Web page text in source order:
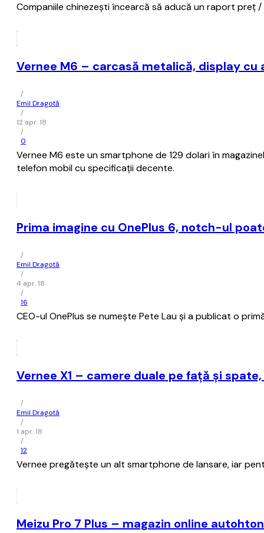
Companiile chinezești încearcă să aducă un raport preț
Vernee M6 – carcasă metalică, display cu
/
Emil Dragotă
/
12 apr. 18
/
0
Vernee M6 este un smartphone de 129 dolari în
telefon mobil cu specificații decente.
Prima imagine cu OnePlus 6, notch-ul
/
Emil Dragotă
/
4 apr. 18
/
16
CEO-ul OnePlus se numește Pete Lau și a publicat o
Vernee X1 – camere duale pe față și
/
Emil Dragotă
/
1 apr. 18
/
12
Vernee pregătește un alt smartphone de lansare, iar
Meizu Pro 7 Plus – magazin online